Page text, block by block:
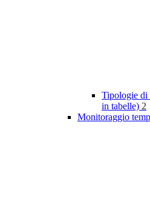
Tipologie di
in tabelle) 2
Monitoraggio